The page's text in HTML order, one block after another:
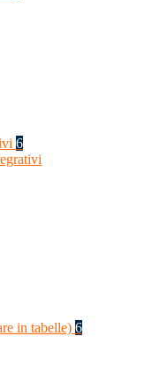
6
in tabelle) 6